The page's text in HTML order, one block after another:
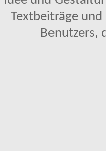
Textbeiträge
Benutzers,